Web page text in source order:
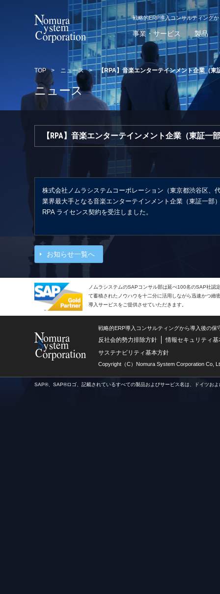
戦略的ERP導入コンサルティング
事業・サービス 製品
TOP > ニュース >【RPA】音楽エンターテインメント企業（
ニュース
【RPA】音楽エンターテインメント企業（東証一
株式会社ノムラシステムコーポレーション（東京都渋谷区、
業界最大手となる音楽エンターテインメント企業（東証一部
RPA ライセンス契約を受注しました。
お知らせ一覧へ
ノムラシステムのSAPコンサル部は延べ100名のSAP社認
て蓄積されたノウハウを十二分に活用しながら迅速かつ緻
導入サービスをご提供させていただきます。
戦略的ERP導入コンサルティングから導入後の
反社会的勢力排除方針
情報セキュリティ基
サステナビリティ基本方針
Copyright（C）Nomura System Corporation Co,
SAP®、SAP®ロゴ、記載されているすべての製品およびサービス名は、ドイツお